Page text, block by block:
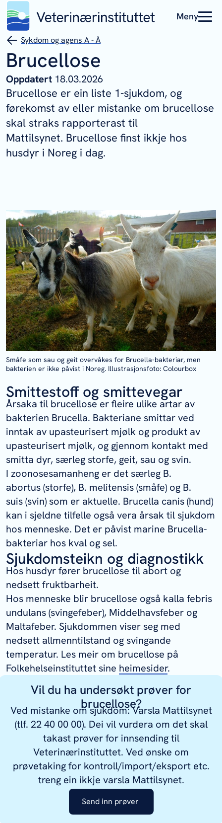
Meny
Sykdom og agens A - Å
Brucellose
Oppdatert 18.03.2026
Brucellose er ein liste 1-sjukdom, og
førekomst av eller mistanke om brucellose
skal straks rapporterast til
Mattilsynet. Brucellose finst ikkje hos
husdyr i Noreg i dag.
Småfe som sau og geit overvåkes for Brucella-bakteriar, men
bakterien er ikke påvist i Noreg. Illustrasjonsfoto: Colourbox
Smittestoff og smittevegar
Årsaka til brucellose er fleire ulike artar av
bakterien Brucella. Bakteriane smittar ved
inntak av upasteurisert mjølk og produkt av
upasteurisert mjølk, og gjennom kontakt med
smitta dyr, særleg storfe, geit, sau og svin.
I zoonosesamanheng er det særleg B.
abortus(storfe), B. melitensis(småfe) og B.
suis(svin) som er aktuelle. Brucella canis(hund)
kan i sjeldne tilfelle også vera årsak til sjukdom
hos menneske. Det er påvist marine Brucella-
bakteriar hos kval og sel.
Sjukdomsteikn og diagnostikk
Hos husdyr fører brucellose til abort og
nedsett fruktbarheit.
Hos menneske blir brucellose også kalla febris
undulans (svingefeber), Middelhavsfeber og
Maltafeber. Sjukdommen viser seg med
nedsett allmenntilstand og svingande
temperatur. Les meir om brucellose på
Folkehelseinstituttet sine heimesider.
Vil du ha undersøkt prøver for
brucellose?
Ved mistanke om sjukdom: Varsla Mattilsynet
(tlf. 22 40 00 00). Dei vil vurdera om det skal
takast prøver for innsending til
Veterinærinstituttet. Ved ønske om
prøvetaking for kontroll/import/eksport etc.
treng ein ikkje varsla Mattilsynet.
Send inn prøver